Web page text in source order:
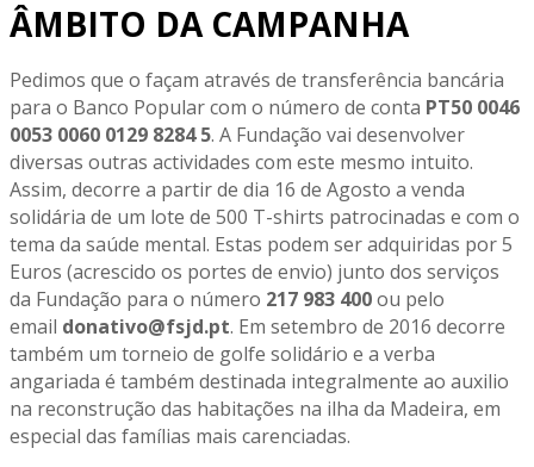
ÂMBITO DA CAMPANHA
Pedimos que o façam através de transferência bancária
para o Banco Popular com o número de conta PT50 0046
0053 0060 0129 8284 5. A Fundação vai desenvolver
diversas outras actividades com este mesmo intuito.
Assim, decorre a partir de dia 16 de Agosto a venda
solidária de um lote de 500 T-shirts patrocinadas e com o
tema da saúde mental. Estas podem ser adquiridas por 5
Euros (acrescido os portes de envio) junto dos serviços
da Fundação para o número 217 983 400ou pelo
email donativo@fsjd.pt. Em setembro de 2016 decorre
também um torneio de golfe solidário e a verba
angariada é também destinada integralmente ao auxilio
na reconstrução das habitações na ilha da Madeira, em
especial das famílias mais carenciadas.